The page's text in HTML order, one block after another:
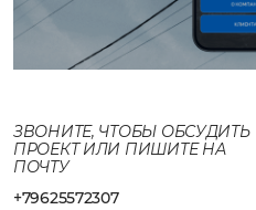
ЗВОНИТЕ, ЧТОБЫ ОБСУДИТЬ
ПРОЕКТ ИЛИ ПИШИТЕ НА
ПОЧТУ
+79625572307